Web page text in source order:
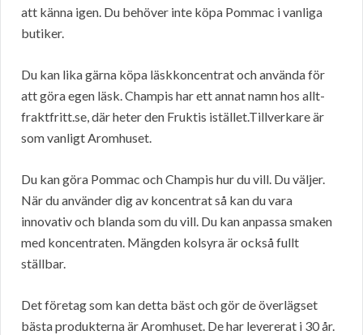
att känna igen. Du behöver inte köpa Pommac i vanliga
butiker.
Du kan lika gärna köpa läskkoncentrat och använda för
att göra egen läsk. Champis har ett annat namn hos allt-
fraktfritt.se, där heter den Fruktis istället.Tillverkare är
som vanligt Aromhuset.
Du kan göra Pommac och Champis hur du vill. Du väljer.
När du använder dig av koncentrat så kan du vara
innovativ och blanda som du vill. Du kan anpassa smaken
med koncentraten. Mängden kolsyra är också fullt
ställbar.
Det företag som kan detta bäst och gör de överlägset
bästa produkterna är Aromhuset. De har levererat i 30 år.